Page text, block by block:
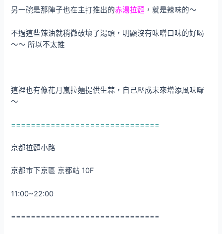
另一碗是那陣子也在主打推出的赤湯拉麵 ，就是辣味的～
不過這些辣油就稍微破壞了湯頭，明顯沒有味噌口味的好喝
～～ 所以不太推
這裡也有像花月嵐拉麵提供生蒜，自己壓成末來增添風味囉
～
==============================
京都拉麵小路
京都市下京區 京都站 10F
11:00~22:00
==============================